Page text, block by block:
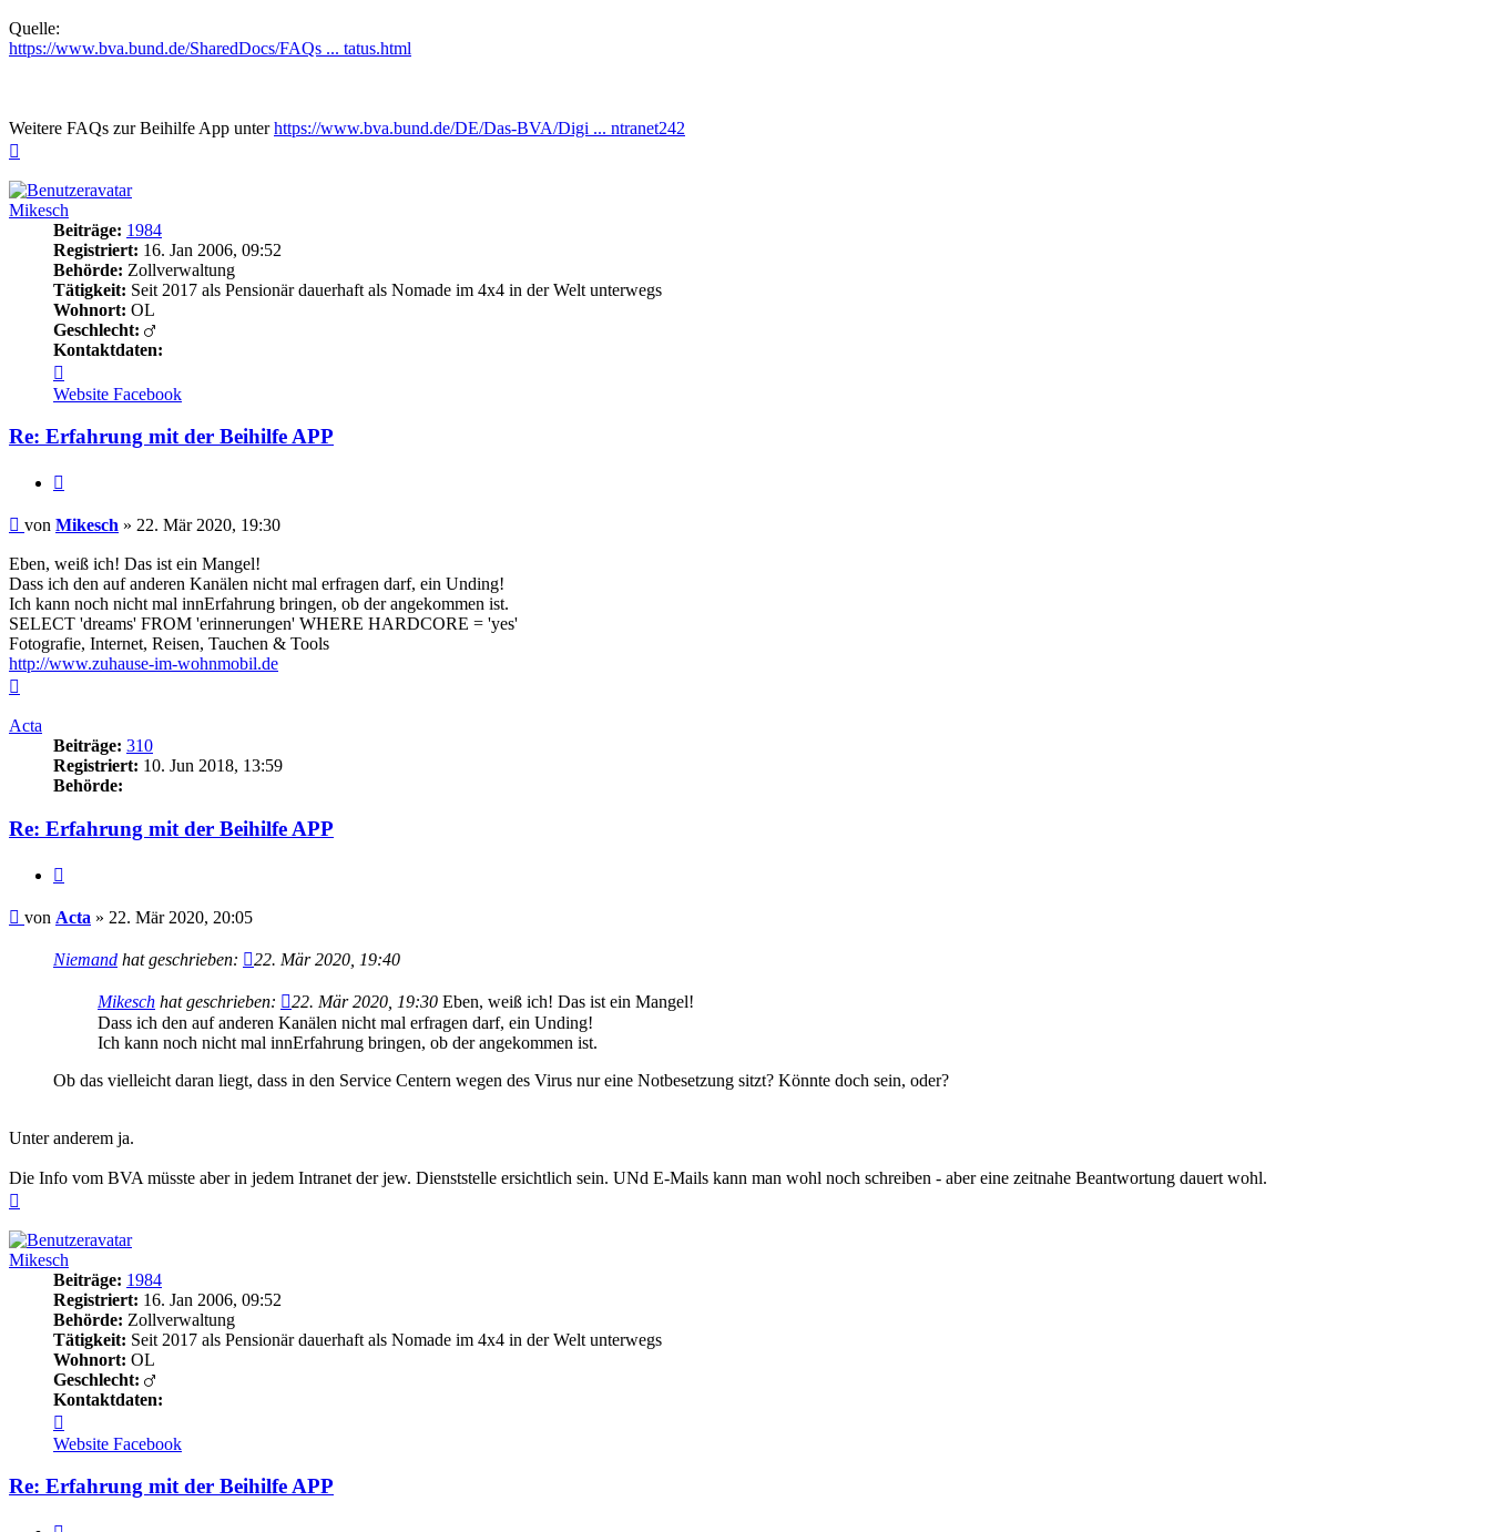
Quelle:
https://www.bva.bund.de/SharedDocs/FAQs ... tatus.html
Weitere FAQs zur Beihilfe App unterhttps://www.bva.bund.de/DE/Das-BVA/Digi ... ntranet242
Mikesch
Beiträge: 1984
Registriert: 16. Jan 2006, 09:52
Behörde: Zollverwaltung
Tätigkeit: Seit 2017 als Pensionär dauerhaft als Nomade im 4x4 in der Welt unterwegs
Wohnort: OL
Geschlecht:
Kontaktdaten:
von
Mikesch
Website Facebook
Re: Erfahrung mit der Beihilfe APP
Beitrag
von Mikesch » 22. Mär 2020, 19:30
Eben, weiß ich! Das ist ein Mangel!
Dass ich den auf anderen Kanälen nicht mal erfragen darf, ein Unding!
Ich kann noch nicht mal innErfahrung bringen, ob der angekommen ist.
SELECT 'dreams' FROM 'erinnerungen' WHERE HARDCORE = 'yes'
Fotografie, Internet, Reisen, Tauchen & Tools
http://www.zuhause-im-wohnmobil.de
Acta
Beiträge: 310
Registriert: 10. Jun 2018, 13:59
Behörde:
Re: Erfahrung mit der Beihilfe APP
Beitrag
von Acta » 22. Mär 2020, 20:05
Niemand hat geschrieben: 22. Mär 2020, 19:40
Mikesch hat geschrieben: 22. Mär 2020, 19:30 Eben, weiß ich! Das ist ein Mangel!
Dass ich den auf anderen Kanälen nicht mal erfragen darf, ein Unding!
Ich kann noch nicht mal innErfahrung bringen, ob der angekommen ist.
Ob das vielleicht daran liegt, dass in den Service Centern wegen des Virus nur eine Notbesetzung sitzt? Könnte doch sein, oder?
Unter anderem ja.
Die Info vom BVA müsste aber in jedem Intranet der jew. Dienststelle ersichtlich sein. UNd E-Mails kann man wohl noch schreiben - aber eine zeitnahe Beantwortung dauert wohl.
Mikesch
Beiträge: 1984
Registriert: 16. Jan 2006, 09:52
Behörde: Zollverwaltung
Tätigkeit: Seit 2017 als Pensionär dauerhaft als Nomade im 4x4 in der Welt unterwegs
Wohnort: OL
Geschlecht:
Kontaktdaten:
von
Mikesch
Website Facebook
Re: Erfahrung mit der Beihilfe APP